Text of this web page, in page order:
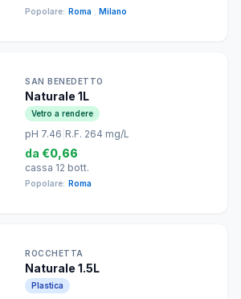
Popolare: Roma Milano
SAN BENEDETTO
Naturale 1L
Vetro a rendere
pH 7.46 R.F. 264 mg/L
da €0,66
cassa 12 bott.
Popolare: Roma
ROCCHETTA
Naturale 1.5L
Plastica